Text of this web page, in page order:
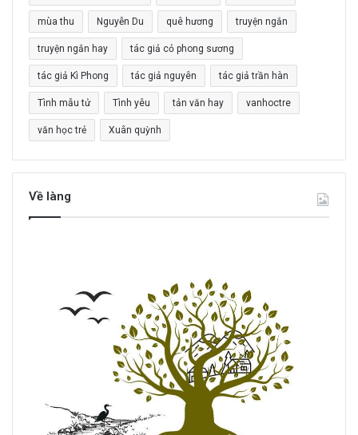
o
:
mùa thu Nguyễn Du quê hương truyện ngắn
truyện ngắn hay tác giả cỏ phong sương
tác giả Kì Phong tác giả nguyên tác giả trần hàn
Tình mẫu tử Tình yêu tản văn hay vanhoctre
văn học trẻ Xuân quỳnh
Về làng